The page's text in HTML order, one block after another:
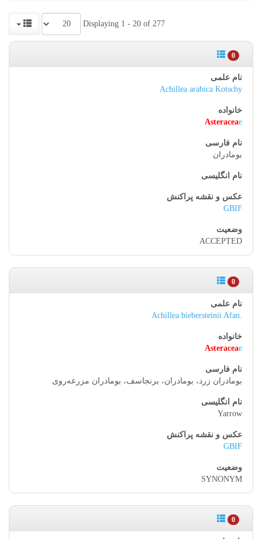
Displaying 1 - 20 of 277
0
Achillea arabica Kotschy
Asteraceae
بومادران
GBIF
ACCEPTED
0
Achillea biebersteinii Afan.
Asteraceae
بومادران زرد، بومادران، برنجاسف، بومادران مزرعه‌روی
Yarrow
GBIF
SYNONYM
0